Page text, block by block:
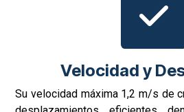
A pesar de su robustez, el Pudu
relativamente ligero en